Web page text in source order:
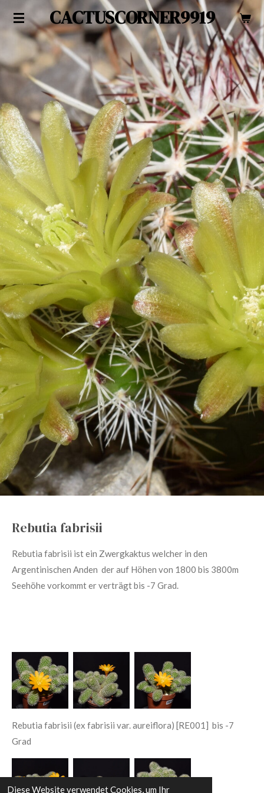
Diese Website verwendet Cookies, um Ihr
Zum
Hauptinhalt
springen
CACTUSCORNER9919
Rebutia fabrisii
Rebutia fabrisii ist ein Zwergkaktus welcher in den
Argentinischen Anden der auf Höhen von 1800 bis 3800m
Seehöhe vorkommt er verträgt bis -7 Grad.
Rebutia fabrisii (ex fabrisii var. aureiflora) [RE001] bis -7
Grad